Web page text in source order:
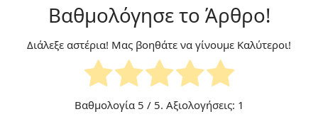
Βαθμολόγησε το Άρθρο!
Διάλεξε αστέρια! Μας βοηθάτε να γίνουμε Καλύτεροι!
Βαθμολογία 5 / 5. Αξιολογήσεις: 1